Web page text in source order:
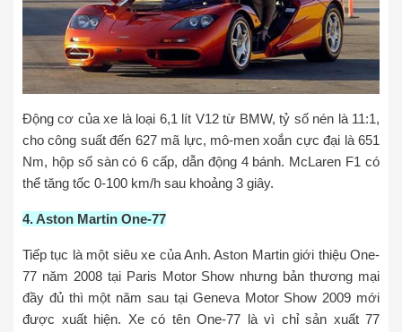
Động cơ của xe là loại 6,1 lít V12 từ BMW, tỷ số nén là 11:1,
cho công suất đến 627 mã lực, mô-men xoắn cực đại là 651
Nm, hộp số sàn có 6 cấp, dẫn động 4 bánh. McLaren F1 có
thể tăng tốc 0-100 km/h sau khoảng 3 giây.
4. Aston Martin One-77
Tiếp tục là một siêu xe của Anh. Aston Martin giới thiệu One-
77 năm 2008 tại Paris Motor Show nhưng bản thương mại
đầy đủ thì một năm sau tại Geneva Motor Show 2009 mới
được xuất hiện. Xe có tên One-77 là vì chỉ sản xuất 77